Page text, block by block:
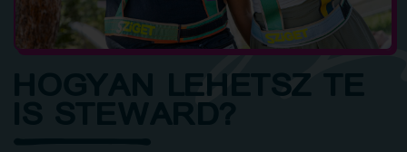
HOGYAN LEHETSZ TE